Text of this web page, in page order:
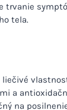
trvanie
tela.
liečivé
a
na